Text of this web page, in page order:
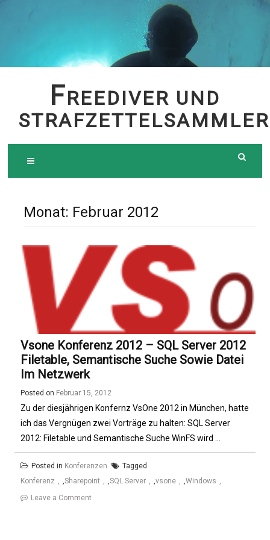
FREEDIVER UND
STRAFZETTELSAMMLER
Monat: Februar 2012
Vsone Konferenz 2012 – SQL Server 2012
Filetable, Semantische Suche Sowie Datei
Im Netzwerk
Posted on Februar 15, 2012
Zu der diesjährigen Konfernz VsOne 2012 in München, hatte
ich das Vergnügen zwei Vorträge zu halten: SQL Server
2012: Filetable und Semantische Suche WinFS wird ...
Posted in Konferenzen
Tagged
Konferenz
,Sharepoint ,SQL Server ,vsone ,Windows
Leave a Comment